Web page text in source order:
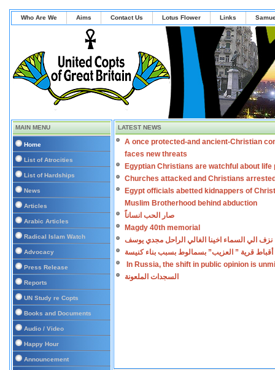
Who Are We Aims Contact Us Lotus Flower Links
MAIN MENU
Home
List of Atrocities
List of Hardships
News
Articles
Arabic Articles
Radical Islam Watch
Advocacy
Press Release
Reports
UN Study re Copts
Books and Documents
Audio / Video
Happy Hour
Announcement
LATEST NEWS
A once protected-and ancient-Christian
faces new threats
Egyptian Christians are watchful about life
Churches attacked and Christians
Egypt officials abetted kidnappers of
Muslim Brotherhood behind abduction
صار الحب انساناً
Magdy 40th memorial
نزف الي السماء اخينا الغالي الراحل مجدي يوسف
أقباط قرية ” العزيب” بسمالوط بسبب بناء كنيسة
In Russia, the shift in public opinion is
السجدات الملعونة